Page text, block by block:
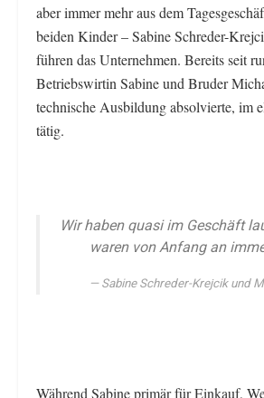
aber immer mehr aus dem
beiden Kinder – Sabine Schreder-
führen das Unternehmen. Bereits seit
Betriebswirtin Sabine und Bruder
technische Ausbildung absolvierte, im
tätig.
Wir haben quasi im Geschäft
waren von Anfang an
Sabine Schreder-Krejcik und
Während Sabine primär für Einkauf,